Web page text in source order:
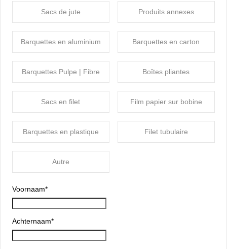
Sacs de jute Produits annexes
Barquettes en aluminium Barquettes en carton
Barquettes Pulpe | Fibre Boîtes pliantes
Sacs en filet Film papier sur bobine
Barquettes en plastique Filet tubulaire
Autre
Voornaam*
Achternaam*